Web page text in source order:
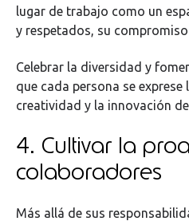
lugar de trabajo como un
y respetados, su
Celebrar la diversidad y
que cada persona se
creatividad y la innovación
4. Cultivar la
colaboradores
Más allá de sus